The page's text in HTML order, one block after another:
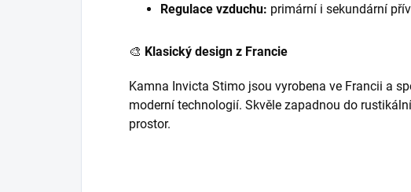
Regulace vzduchu: primární i sekundární
🎨 Klasický design z Francie
Kamna Invicta Stimo jsou vyrobena ve Francii a
moderní technologií. Skvěle zapadnou do
prostor.